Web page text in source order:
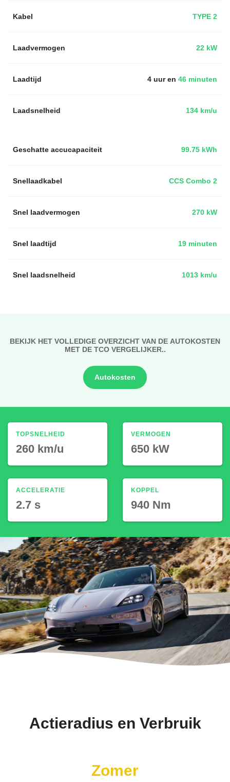
Kabel TYPE 2
Laadvermogen 22 kW
Laadtijd 4 uur en 46 minuten
Laadsnelheid 134 km/u
99.75 kWh
Geschatte accucapaciteit
Snellaadkabel CCS Combo 2
Snel laadvermogen 270 kW
Snel laadtijd 19 minuten
Snel laadsnelheid 1013 km/u
BEKIJK HET VOLLEDIGE OVERZICHT VAN DE AUTOKOSTEN
MET DE TCO VERGELIJKER..
Autokosten
TOPSNELHEID
260 km/u
ACCELERATIE
2.7 s
VERMOGEN
650 kW
KOPPEL
940 Nm
Actieradius en Verbruik
Zomer